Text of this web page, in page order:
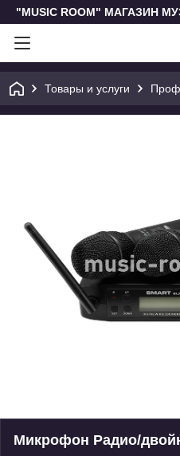
"MUSIC ROOM" МАГАЗИН
Товары и услуги
Микрофон Радио/